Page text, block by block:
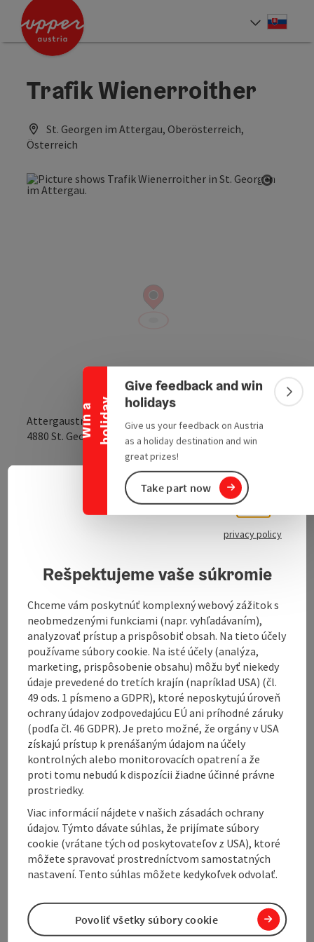
Accesskey
Accesskey
W
i
n
a
h
o
l
i
d
a y
Collapse banner
Give feedback and win
holidays
Give us your feedback on Austria
as a holiday destination and win
great prizes!
Take part now
Trafik Wienerroither
St. Georgen im Attergau, Oberösterreich,
Österreich
Attergaustraße 52
4880 St. Georgen im Attergau open in
Lotto-Toto, newspapers/magazines - Your Trafik
One of the most beautiful tobacconists - Visit the new
tobacconist's shop built in nostalgic style.
Contact
Arrival
Suitability
Accessibility
Create PDF
privacy policy
Rešpektujeme vaše súkromie
Chceme vám poskytnúť komplexný webový zážitok s
neobmedzenými funkciami (napr. vyhľadávaním),
analyzovať prístup a prispôsobiť obsah. Na tieto účely
používame súbory cookie. Na isté účely (analýza,
marketing, prispôsobenie obsahu) môžu byť niekedy
údaje prevedené do tretích krajín (napríklad USA) (čl.
49 ods. 1 písmeno a GDPR), ktoré neposkytujú úroveň
ochrany údajov zodpovedajúcu EÚ ani príhodné záruky
(podľa čl. 46 GDPR). Je preto možné, že orgány v USA
získajú prístup k prenášaným údajom na účely
kontrolných alebo monitorovacích opatrení a že
proti tomu nebudú k dispozícii žiadne účinné právne
prostriedky.
Viac informácií nájdete v našich zásadách ochrany
údajov. Týmto dávate súhlas, že prijímate súbory
cookie (vrátane tých od poskytovateľov z USA), ktoré
môžete spravovať prostredníctvom samostatných
nastavení. Tento súhlas môžete kedykoľvek odvolať.
Povoliť všetky súbory cookie